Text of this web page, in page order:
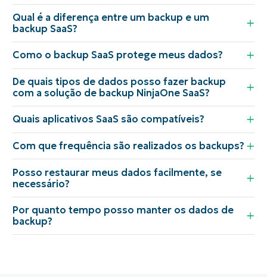
Qual é a diferença entre um backup e um
backup SaaS?
Como o backup SaaS protege meus dados?
De quais tipos de dados posso fazer backup
com a solução de backup NinjaOne SaaS?
Quais aplicativos SaaS são compatíveis?
Com que frequência são realizados os backups?
Posso restaurar meus dados facilmente, se
necessário?
Por quanto tempo posso manter os dados de
backup?